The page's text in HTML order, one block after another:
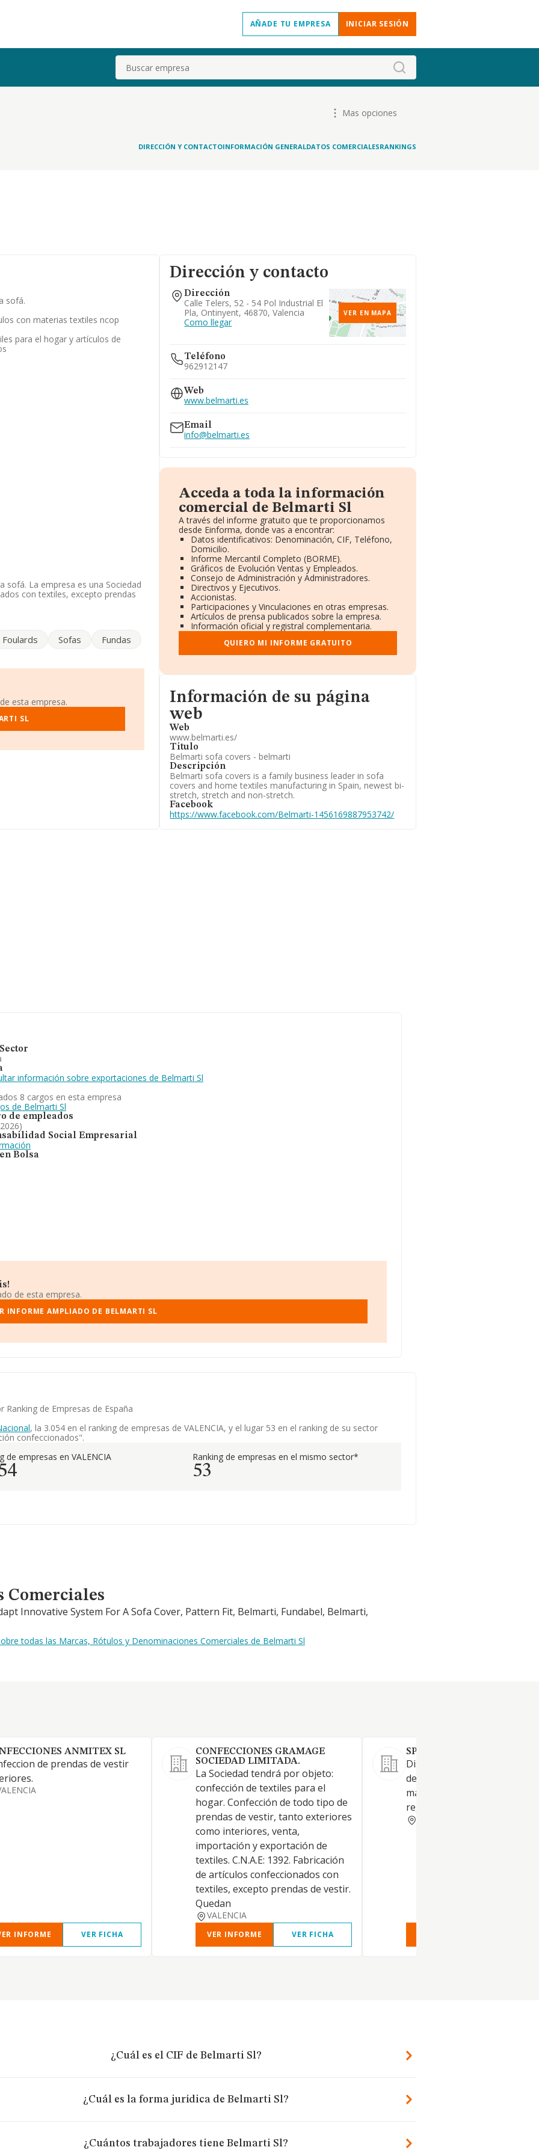
AÑADE TU EMPRESA INICIAR SESIÓN
Buscar
Mas opciones
DIRECCIÓN Y CONTACTOINFORMACIÓN GENERALDATOS COMERCIALESRANKINGS
sofá.
con materias textiles ncop
para el hogar y artículos de
sofá. La empresa es una Sociedad
con textiles, excepto prendas
a los niveles de facturación de
en el ranking del sector, están
en la posición 53.639 (el año
que están por debajo, se
2000 S.L. Ha retrocedido 514
web eswww.belmarti.es.
núm. 52 - 54 Pol Industrial El Pla,
Foulards Sofas
Fundas
esta empresa.
SL
Dirección y contacto
Dirección
Calle Telers, 52 - 54 Pol Industrial El
Pla, Ontinyent, 46870, Valencia
Como llegar
VER EN MAPA
Teléfono
962912147
Web
www.belmarti.es
Email
info@belmarti.es
Acceda a toda la información
comercial de Belmarti Sl
A través del informe gratuito que te proporcionamos
desde Einforma, donde vas a encontrar:
Datos identificativos: Denominación, CIF, Teléfono,
Domicilio.
Informe Mercantil Completo (BORME).
Gráficos de Evolución Ventas y Empleados.
Consejo de Administración y Administradores.
Directivos y Ejecutivos.
Accionistas.
Participaciones y Vinculaciones en otras empresas.
Artículos de prensa publicados sobre la empresa.
Información oficial y registral complementaria.
QUIERO MI INFORME GRATUITO
Informacion de su página web
Información de su página
web
Web
www.belmarti.es/
Titulo
Belmarti sofa covers - belmarti
Descripción
Belmarti sofa covers is a family business leader in sofa
covers and home textiles manufacturing in Spain, newest bi-
stretch, stretch and non-stretch.
Facebook
https://www.facebook.com/Belmarti-1456169887953742/
información sobre exportaciones de Belmarti Sl
8 cargos en esta empresa
de Belmarti Sl
de empleados
Social Empresarial
Bolsa
de esta empresa.
INFORME AMPLIADO DE BELMARTI SL
de Empresas de España
, la 3.054 en el ranking de empresas de VALENCIA, y el lugar 53 en el ranking de su sector
confeccionados".
de empresas en VALENCIA Ranking de empresas en el mismo sector*
53
Comerciales
Innovative System For A Sofa Cover, Pattern Fit, Belmarti, Fundabel, Belmarti,
todas las Marcas, Rótulos y Denominaciones Comerciales de Belmarti Sl
ANMITEX SL
de prendas de vestir
INFORME VER FICHA
CONFECCIONES GRAMAGE
SOCIEDAD LIMITADA.
La Sociedad tendrá por objeto:
confección de textiles para el
hogar. Confección de todo tipo de
prendas de vestir, tanto exteriores
como interiores, venta,
importación y exportación de
textiles. C.N.A.E: 1392. Fabricación
de artículos confeccionados con
textiles, excepto prendas de vestir.
Quedan
VALENCIA
VER INFORME VER FICHA
SPORTANDEM SL
Diseño, fabricación y
de material escolar,
marroquinería y artículos de
regalo.
¿Cuál es el CIF de Belmarti Sl?
¿Cuál es la forma jurídica de Belmarti Sl?
¿Cuántos trabajadores tiene Belmarti Sl?